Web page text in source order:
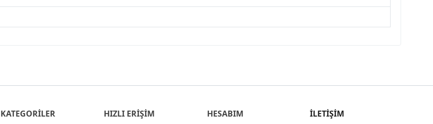
KATEGORİLER HIZLI ERİŞİM HESABIM İLETİŞİM